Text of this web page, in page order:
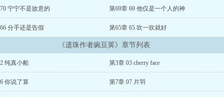
宁宁不是故意的 第69章 69 他仅是一个人的神
分手还是告假 第65章 65 吹一吹就好
《遗珠作者豌豆荚》章节列表
纯真小船 第3章 03 cherry face
你说了算 第7章 07 片羽